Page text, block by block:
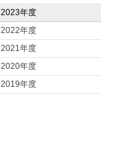
2023年度
2022年度
2021年度
2020年度
2019年度